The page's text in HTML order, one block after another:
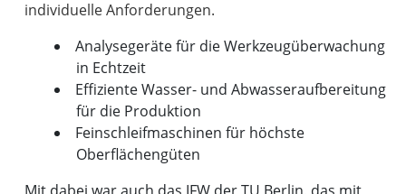
Analysegeräte für die Werkzeugüberwachung
in Echtzeit
Effiziente Wasser- und Abwasseraufbereitung
für die Produktion
Feinschleifmaschinen für höchste
Oberflächengüten